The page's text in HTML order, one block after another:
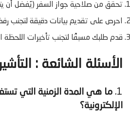
تحقق من صلاحية جواز السفر (يُفضل أن
احرص على تقديم بيانات دقيقة لتجنب
قدم طلبك مسبقًا لتجنب تأخيرات اللحظة
الأسئلة الشائعة :
1. ما هي المدة الزمنية التي
الإلكترونية؟